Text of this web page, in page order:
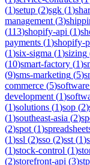
(1)setup (2)sgk (1)
management (3)
(113)shopify-api (1)
payments (1)shopify-
(1)six-sigma (1)sizing
(10)smart-factory (1)
(9)sms-marketing (5)
commerce (5)software
development (1)
(1)solutions (1)sop (2)
(1)southeast-asia (2)
(2)spot (1)
(1)ssl (2)sso (2)sst (1)
(1)stock-control (1)
(2)storefront-api (3)stp